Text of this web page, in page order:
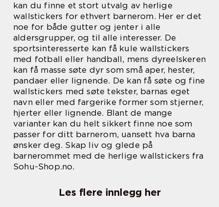
kan du finne et stort utvalg av herlige
wallstickers for ethvert barnerom. Her er det
noe for både gutter og jenter i alle
aldersgrupper, og til alle interesser. De
sportsinteresserte kan få kule wallstickers
med fotball eller handball, mens dyreelskeren
kan få masse søte dyr som små aper, hester,
pandaer eller lignende. De kan få søte og fine
wallstickers med søte tekster, barnas eget
navn eller med fargerike former som stjerner,
hjerter eller lignende. Blant de mange
varianter kan du helt sikkert finne noe som
passer for ditt barnerom, uansett hva barna
ønsker deg. Skap liv og glede på
barnerommet med de herlige wallstickers fra
Sohu-Shop.no.
Les flere innlegg her